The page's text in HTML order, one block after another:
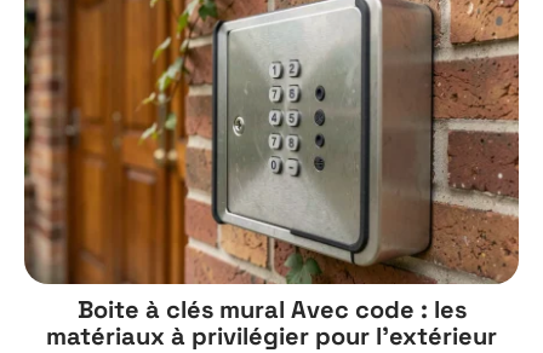
Boite à clés mural Avec code : les
matériaux à privilégier pour l’extérieur